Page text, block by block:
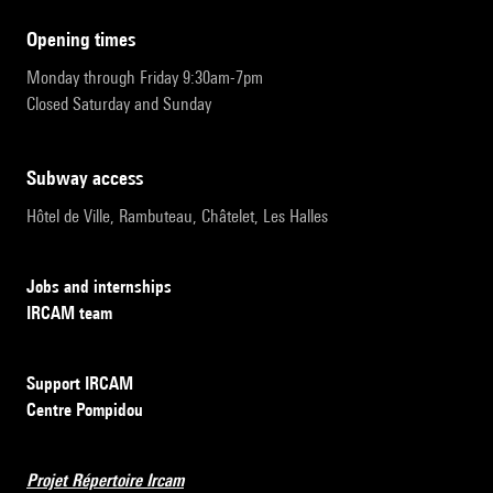
opening times
Monday through Friday 9:30am-7pm
Closed Saturday and Sunday
subway access
Hôtel de Ville, Rambuteau, Châtelet, Les Halles
Jobs and internships
IRCAM team
Support IRCAM
Centre Pompidou
Projet Répertoire Ircam